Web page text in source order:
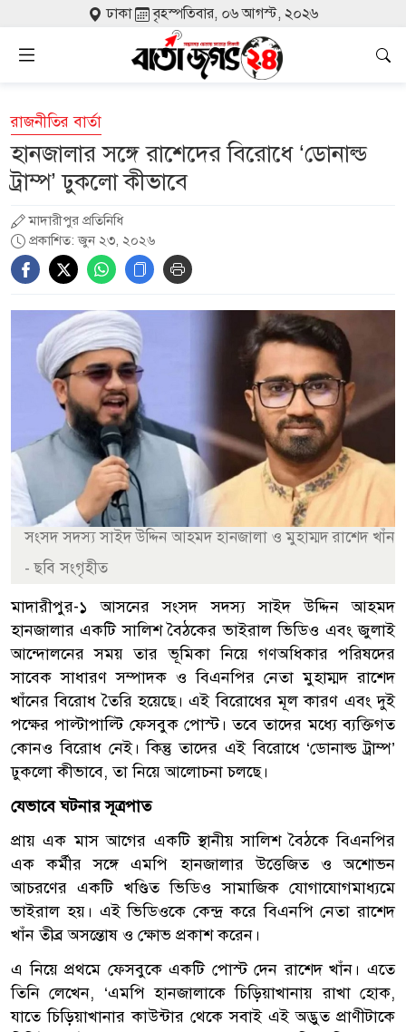
ঢাকা বৃহস্পতিবার, ০৬ আগস্ট, ২০২৬
রাজনীতির বার্তা
হানজালার সঙ্গে রাশেদের বিরোধে ‘ডোনাল্ড
ট্রাম্প’ ঢুকলো কীভাবে
মাদারীপুর প্রতিনিধি
প্রকাশিত: জুন ২৩, ২০২৬
সংসদ সদস্য সাইদ উদ্দিন আহমদ হানজালা ও মুহাম্মদ রাশেদ খাঁন
- ছবি সংগৃহীত
মাদারীপুর-১ আসনের সংসদ সদস্য সাইদ উদ্দিন আহমদ
হানজালার একটি সালিশ বৈঠকের ভাইরাল ভিডিও এবং জুলাই
আন্দোলনের সময় তার ভূমিকা নিয়ে গণঅধিকার পরিষদের
সাবেক সাধারণ সম্পাদক ও বিএনপির নেতা মুহাম্মদ রাশেদ
খাঁনের বিরোধ তৈরি হয়েছে। এই বিরোধের মূল কারণ এবং দুই
পক্ষের পাল্টাপাল্টি ফেসবুক পোস্ট। তবে তাদের মধ্যে ব্যক্তিগত
কোনও বিরোধ নেই। কিন্তু তাদের এই বিরোধে ‘ডোনাল্ড ট্রাম্প’
ঢুকলো কীভাবে, তা নিয়ে আলোচনা চলছে।
যেভাবে ঘটনার সূত্রপাত
প্রায় এক মাস আগের একটি স্থানীয় সালিশ বৈঠকে বিএনপির
এক কর্মীর সঙ্গে এমপি হানজালার উত্তেজিত ও অশোভন
আচরণের একটি খণ্ডিত ভিডিও সামাজিক যোগাযোগমাধ্যমে
ভাইরাল হয়। এই ভিডিওকে কেন্দ্র করে বিএনপি নেতা রাশেদ
খাঁন তীব্র অসন্তোষ ও ক্ষোভ প্রকাশ করেন।
এ নিয়ে প্রথমে ফেসবুকে একটি পোস্ট দেন রাশেদ খাঁন। এতে
তিনি লেখেন, ‌‘এমপি হানজালাকে চিড়িয়াখানায় রাখা হোক,
যাতে চিড়িয়াখানার কাউন্টার থেকে সবাই এই অদ্ভুত প্রাণীটাকে